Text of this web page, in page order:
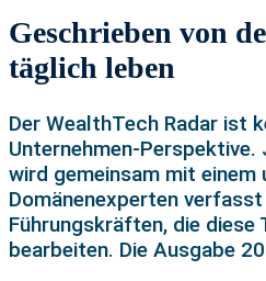
Geschrieben von
täglich leben
Der WealthTech Radar ist
Unternehmen-
wird gemeinsam mit einem
Domänenexperten
Führungskräften, die diese
bearbeiten. Die Ausgabe